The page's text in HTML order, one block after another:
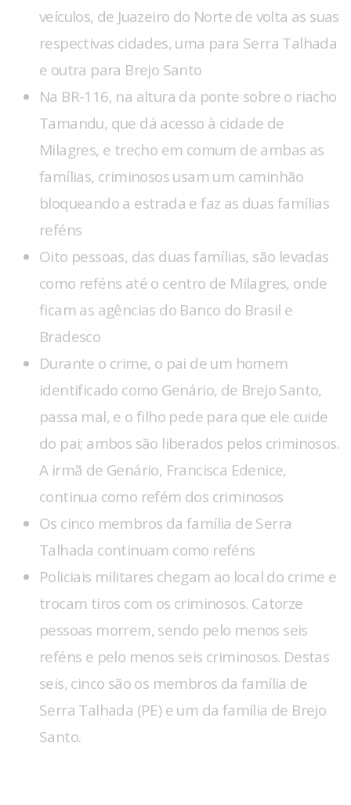
veículos, de Juazeiro do Norte de volta as suas
respectivas cidades, uma para Serra Talhada
e outra para Brejo Santo
Na BR-116, na altura da ponte sobre o riacho
Tamandu, que dá acesso à cidade de
Milagres, e trecho em comum de ambas as
famílias, criminosos usam um caminhão
bloqueando a estrada e faz as duas famílias
reféns
Oito pessoas, das duas famílias, são levadas
como reféns até o centro de Milagres, onde
ficam as agências do Banco do Brasil e
Bradesco
Durante o crime, o pai de um homem
identificado como Genário, de Brejo Santo,
passa mal, e o filho pede para que ele cuide
do pai; ambos são liberados pelos criminosos.
A irmã de Genário, Francisca Edenice,
continua como refém dos criminosos
Os cinco membros da família de Serra
Talhada continuam como reféns
Policiais militares chegam ao local do crime e
trocam tiros com os criminosos. Catorze
pessoas morrem, sendo pelo menos seis
reféns e pelo menos seis criminosos. Destas
seis, cinco são os membros da família de
Serra Talhada (PE) e um da família de Brejo
Santo.